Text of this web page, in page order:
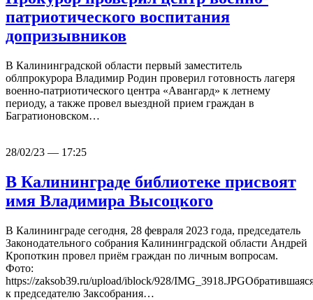
патриотического воспитания
допризывников
В Калининградской области первый заместитель
облпрокурора Владимир Родин проверил готовность лагеря
военно-патриотического центра «Авангард» к летнему
периоду, а также провел выездной прием граждан в
Багратионовском…
28/02/23 — 17:25
В Калининграде библиотеке присвоят
имя Владимира Высоцкого
В Калининграде сегодня, 28 февраля 2023 года, председатель
Законодательного собрания Калининградской области Андрей
Кропоткин провел приём граждан по личным вопросам.
Фото:
https://zaksob39.ru/upload/iblock/928/
к председателю Заксобрания…